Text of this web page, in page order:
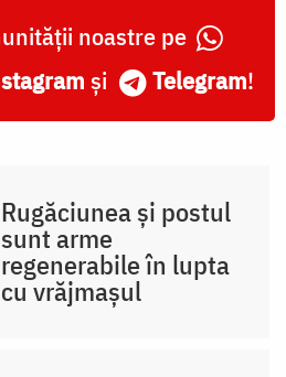
noastre pe
și Telegram!
Rugăciunea și postul
sunt arme
regenerabile în lupta
cu vrăjmașul